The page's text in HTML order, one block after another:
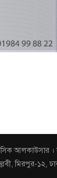
আলকাউসার ।
মিরপুর-